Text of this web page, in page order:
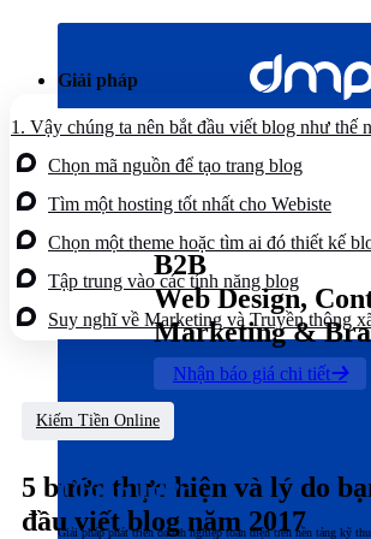
dung
Giải pháp
B2B
Web Design,
Marketing &
Nhận báo giá chi tiết
Chiến lược
Giải pháp phát triển doanh nghiệp toàn diện trên nền tảng kỹ
1. Vậy chúng ta nên bắt đầu viết blog như thế
Chọn mã nguồn để tạo trang blog
Tìm một hosting tốt nhất cho Webiste
Chọn một theme hoặc tìm ai đó thiết kế
Tập trung vào các tính năng blog
Suy nghĩ về Marketing và Truyền thông
Kiếm Tiền Online
5 bước thực hiện và lý do
đầu viết blog năm 2017